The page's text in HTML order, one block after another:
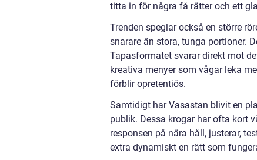
titta in för några få rätter och ett
Trenden speglar också en större
snarare än stora, tunga portioner.
Tapasformatet svarar direkt mot
kreativa menyer som vågar leka
förblir opretentiös.
Samtidigt har Vasastan blivit en
publik. Dessa krogar har ofta kort
responsen på nära håll, justerar,
extra dynamiskt en rätt som